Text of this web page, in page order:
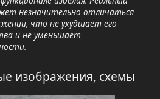
незначительно отличаться
что не ухудшает его
и не уменьшает
изображения, схемы